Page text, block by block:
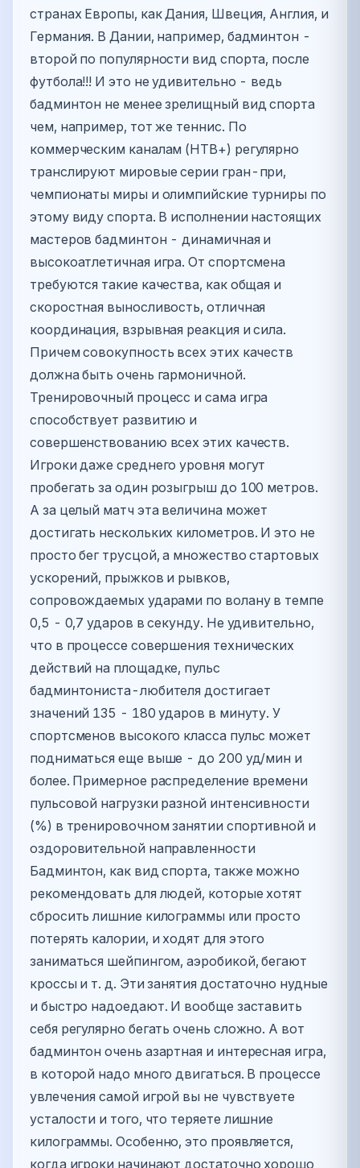
странах Европы, как Дания, Швеция, Англия, и
Германия. В Дании, например, бадминтон -
второй по популярности вид спорта, после
футбола!!! И это не удивительно - ведь
бадминтон не менее зрелищный вид спорта
чем, например, тот же теннис. По
коммерческим каналам (НТВ+) регулярно
транслируют мировые серии гран-при,
чемпионаты миры и олимпийские турниры по
этому виду спорта. В исполнении настоящих
мастеров бадминтон - динамичная и
высокоатлетичная игра. От спортсмена
требуются такие качества, как общая и
скоростная выносливость, отличная
координация, взрывная реакция и сила.
Причем совокупность всех этих качеств
должна быть очень гармоничной.
Тренировочный процесс и сама игра
способствует развитию и
совершенствованию всех этих качеств.
Игроки даже среднего уровня могут
пробегать за один розыгрыш до 100 метров.
А за целый матч эта величина может
достигать нескольких километров. И это не
просто бег трусцой, а множество стартовых
ускорений, прыжков и рывков,
сопровождаемых ударами по волану в темпе
0,5 - 0,7 ударов в секунду. Не удивительно,
что в процессе совершения технических
действий на площадке, пульс
бадминтониста-любителя достигает
значений 135 - 180 ударов в минуту. У
спортсменов высокого класса пульс может
подниматься еще выше - до 200 уд/мин и
более. Примерное распределение времени
пульсовой нагрузки разной интенсивности
(%) в тренировочном занятии спортивной и
оздоровительной направленности
Бадминтон, как вид спорта, также можно
рекомендовать для людей, которые хотят
сбросить лишние килограммы или просто
потерять калории, и ходят для этого
заниматься шейпингом, аэробикой, бегают
кроссы и т. д. Эти занятия достаточно нудные
и быстро надоедают. И вообще заставить
себя регулярно бегать очень сложно. А вот
бадминтон очень азартная и интересная игра,
в которой надо много двигаться. В процессе
увлечения самой игрой вы не чувствуете
усталости и того, что теряете лишние
килограммы. Особенно, это проявляется,
когда игроки начинают достаточно хорошо